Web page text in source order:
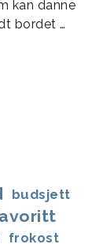
kan danne
bordet …
budsjett
frokost